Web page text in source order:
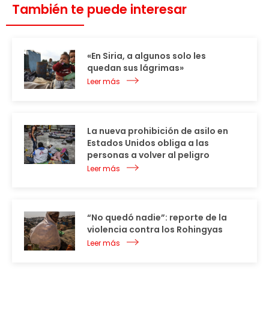
También te puede interesar
«En Siria, a algunos solo les
quedan sus lágrimas»
Leer más
La nueva prohibición de asilo en
Estados Unidos obliga a las
personas a volver al peligro
Leer más
“No quedó nadie”: reporte de la
violencia contra los Rohingyas
Leer más